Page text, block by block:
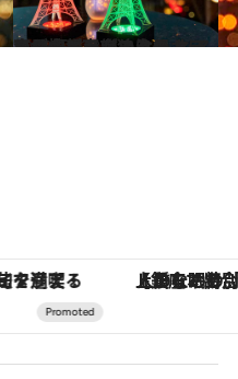
2023.10.28
東日本エリアの注目ホテルの情報を総まとめ！ アンダーズ東京独自の ネイルサービスがスタートほか11軒
旅＆お出かけ
大人のための「ReFa GINZA」クルーズ ヴァシュロン・コンスタンタ